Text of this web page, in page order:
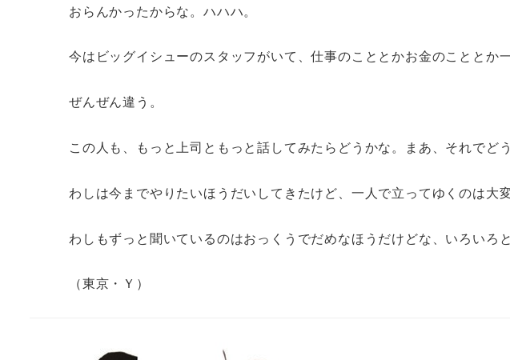
おらんかったからな。ハハハ。
今はビッグイシューのスタッフがいて、仕事のこととかお金のこととか
ぜんぜん違う。
この人も、もっと上司ともっと話してみたらどうかな。まあ、それでど
わしは今までやりたいほうだいしてきたけど、一人で立ってゆくのは大変
わしもずっと聞いているのはおっくうでだめなほうだけどな、いろいろ
（東京・Ｙ）